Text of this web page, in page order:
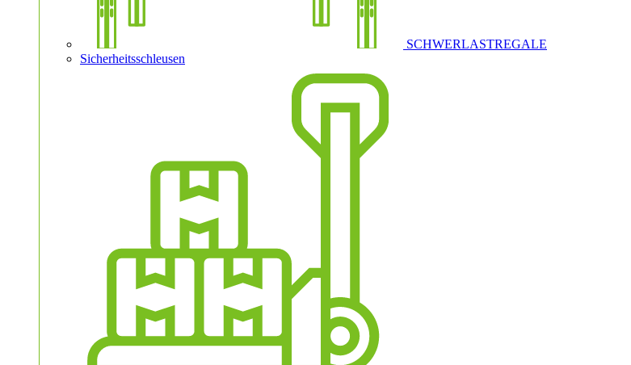
SCHWERLASTREGALE
Sicherheitsschleusen